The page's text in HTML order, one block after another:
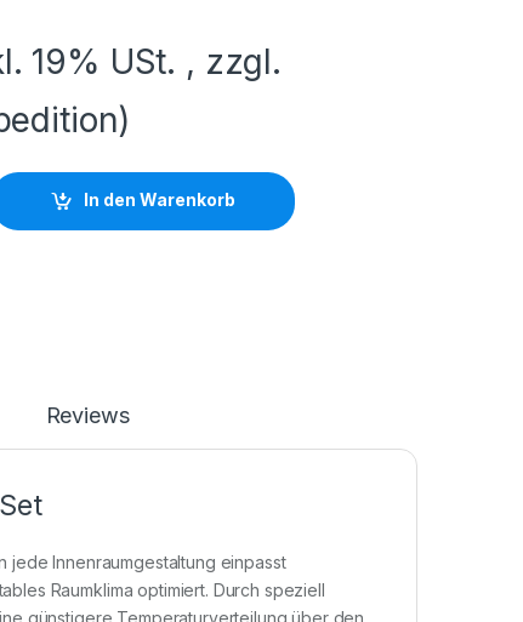
19% USt. , zzgl.
In den Warenkorb
Reviews
jede Innenraumgestaltung einpasst
Raumklima optimiert. Durch speziell
günstigere Temperaturverteilung über den